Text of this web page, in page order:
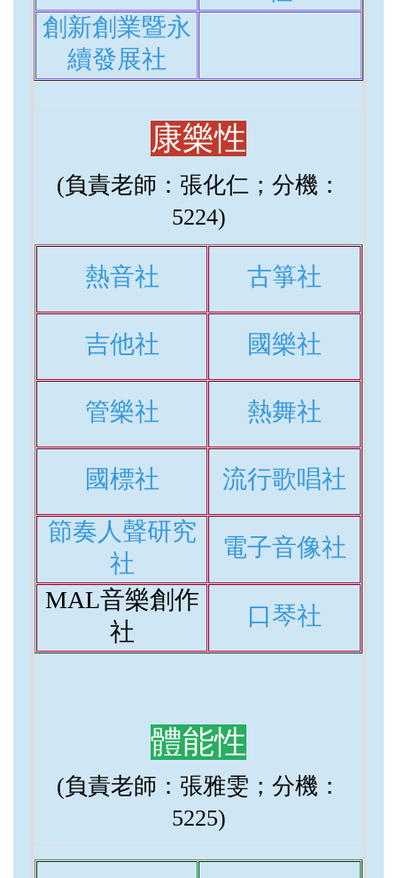
創新創業暨永
續發展社
康樂性
(負責老師：張化仁；分機：
5224)
熱音社 古箏社
吉他社 國樂社
管樂社 熱舞社
國標社
流行歌唱社
節奏人聲研究
社
電子音像社
MAL音樂創作
社
口琴社
體能性
(負責老師：張雅雯；分機：
5225)